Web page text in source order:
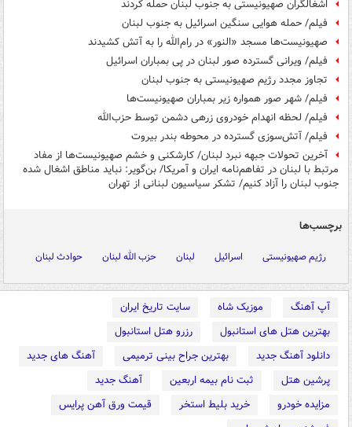
اشغالگران صهیونیستی به جنوب لبنان حمله کردند
فیلم/ حمله هوایی سنگین اسرائیل به جنوب لبنان
صهیونیست‌ها مسجد «النور» در رام‌الله را به آتش کشیدند
فیلم/ ویرانی گسترده صور لبنان در پی بمباران اسرائیل
تجاوز مجدد رژیم صهیونیستی به جنوب لبنان
فیلم/ شهر صور همواره زیر بمباران صهیونیست‌ها
فیلم/ لحظه انهدام خودروی زرهی دشمن توسط حزب‌الله
فیلم/ آتش‌سوزی گسترده در محوطه بندر بیروت
آخرین تحولات جبهه نبرد لبنان/ کارشکنی و خشم صهیونیست‌ها از مفاد
مرتبط با لبنان در تفاهم‌نامه ایران و آمریکا/ بن‌گویر: نباید مناطق اشغال شده
جنوب لبنان را آزاد کنیم/ تشکر سیاسیون لبنانی از تهران
برچسب‌ها
رژیم صهیونیستی اسرائیل لبنان حزب الله لبنان حوادث لبنان
آپ آهنگ موزیک شاه
سایت تاریخ ایران
بهترین هتل های استانبول
رزرو هتل استانبول
دانلود آهنگ جدید
بهترین جراح بینی ترمیمی
آهنگ های جدید
پرشین هتل
ثبت نام بیمه اربعین
آهنگ جدید
مزایده خودرو
خرید بلیط استخر
قیمت ورق آهن پرایس